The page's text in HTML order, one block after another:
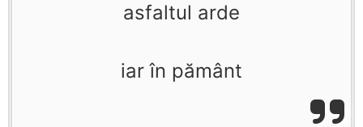
asfaltul arde
iar în pământ